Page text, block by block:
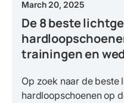
March 20, 2025
De 8 beste
trainingen en
Op zoek naar de beste
hardloopschoenen op